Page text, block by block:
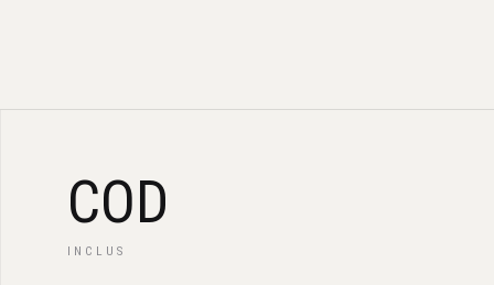
COD
INCLUS